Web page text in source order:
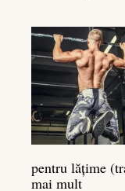
pentru lățime
mai mult: